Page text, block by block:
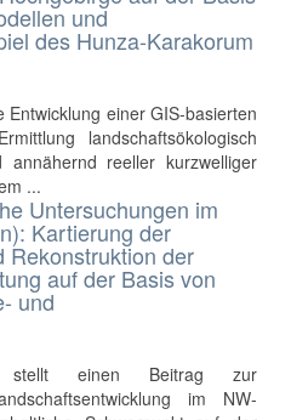
und
des Hunza-Karakorum
einer GIS-basierten
landschaftsökologisch
annähernd reeller kurzwelliger
...
Untersuchungen im
Kartierung der
Rekonstruktion der
auf der Basis von
und
stellt einen Beitrag zur
im NW-